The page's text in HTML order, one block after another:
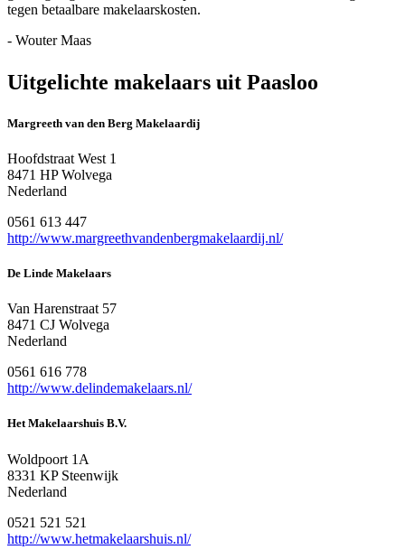
tegen betaalbare makelaarskosten.
- Wouter Maas
Uitgelichte makelaars uit Paasloo
Margreeth van den Berg Makelaardij
Hoofdstraat West 1
8471 HP Wolvega
Nederland
0561 613 447
http://www.margreethvandenbergmakelaardij.nl/
De Linde Makelaars
Van Harenstraat 57
8471 CJ Wolvega
Nederland
0561 616 778
http://www.delindemakelaars.nl/
Het Makelaarshuis B.V.
Woldpoort 1A
8331 KP Steenwijk
Nederland
0521 521 521
http://www.hetmakelaarshuis.nl/